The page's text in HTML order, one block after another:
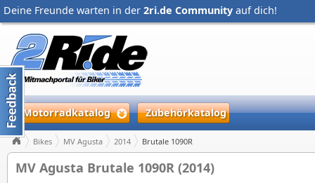
Deine Freunde warten in der 2ri.de Community auf dich!
Motorradkatalog Zubehörkatalog
Bikes MV Agusta 2014 Brutale 1090R
MV Agusta Brutale 1090R (2014)